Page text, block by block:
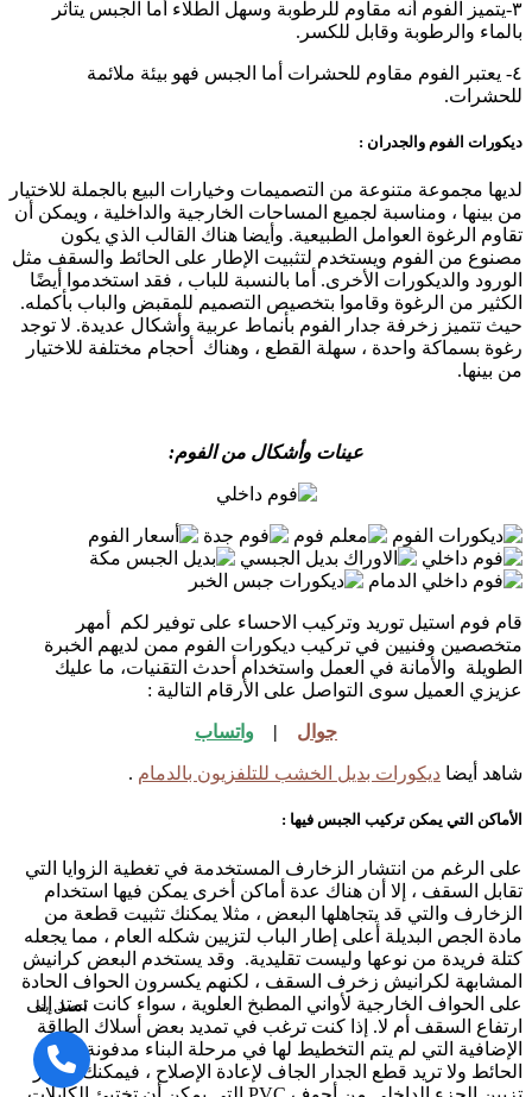
٣-يتميز الفوم أنه مقاوم للرطوبة وسهل الطلاء أما الجبس يتأثر
بالماء والرطوبة وقابل للكسر.
٤- يعتبر الفوم مقاوم للحشرات أما الجبس فهو بيئة ملائمة
للحشرات.
ديكورات الفوم والجدران :
لديها مجموعة متنوعة من التصميمات وخيارات البيع بالجملة للاختيار
من بينها ، ومناسبة لجميع المساحات الخارجية والداخلية ، ويمكن أن
تقاوم الرغوة العوامل الطبيعية. وأيضا هناك القالب الذي يكون
مصنوع من الفوم ويستخدم لتثبيت الإطار على الحائط والسقف مثل
الورود والديكورات الأخرى. أما بالنسبة للباب ، فقد استخدموا أيضًا
الكثير من الرغوة وقاموا بتخصيص التصميم للمقبض والباب بأكمله.
حيث تتميز زخرفة جدار الفوم بأنماط عربية وأشكال عديدة. لا توجد
رغوة بسماكة واحدة ، سهلة القطع ، وهناك أحجام مختلفة للاختيار
من بينها.
عينات وأشكال من الفوم:
قام فوم استيل توريد وتركيب الاحساء على توفير لكم أمهر
متخصصين وفنيين في تركيب ديكورات الفوم ممن لديهم الخبرة
الطويلة والأمانة في العمل واستخدام أحدث التقنيات، ما عليك
عزيزي العميل سوى التواصل على الأرقام التالية :
جوال | واتساب
شاهد أيضا ديكورات بديل الخشب للتلفزيون بالدمام .
الأماكن التي يمكن تركيب الجبس فيها :
على الرغم من انتشار الزخارف المستخدمة في تغطية الزوايا التي
تقابل السقف ، إلا أن هناك عدة أماكن أخرى يمكن فيها استخدام
الزخارف والتي قد يتجاهلها البعض ، مثلا يمكنك تثبيت قطعة من
مادة الجص البديلة أعلى إطار الباب لتزيين شكله العام ، مما يجعله
كتلة فريدة من نوعها وليست تقليدية. وقد يستخدم البعض كرانيش
المشابهة لكرانيش زخرف السقف ، لكنهم يكسرون الحواف الحادة
على الحواف الخارجية لأواني المطبخ العلوية ، سواء كانت تمتد إلى
ارتفاع السقف أم لا. إذا كنت ترغب في تمديد بعض أسلاك الطاقة
الإضافية التي لم يتم التخطيط لها في مرحلة البناء مدفونة في
الحائط ولا تريد قطع الجدار الجاف لإعادة الإصلاح ، فيمكنك اختيار
اتصل بنا